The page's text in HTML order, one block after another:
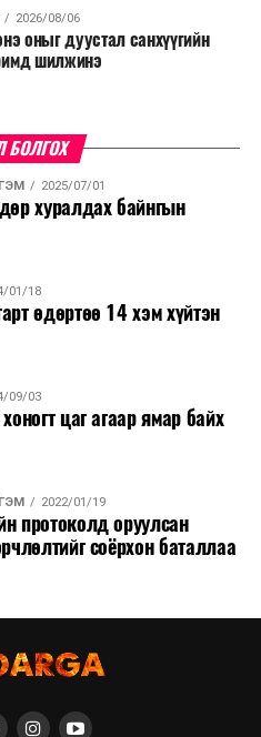
2026/08/06
оныг дуустал санхүүгийн
шилжинэ
БОЛГОХ
2025/07/01
хуралдах байнгын
01/18
өдөртөө 14 хэм хүйтэн
09/03
цаг агаар ямар байх
2022/01/19
протоколд оруулсан
соёрхон баталлаа